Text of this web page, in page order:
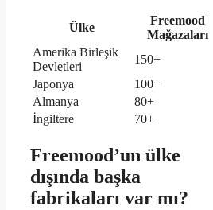
Ülke
Freemood
Mağazaları
Amerika Birleşik
Devletleri
150+
Japonya
100+
Almanya
80+
İngiltere
70+
Freemood’un ülke
dışında başka
fabrikaları var mı?